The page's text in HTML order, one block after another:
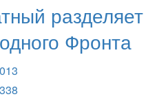
разделяет
Фронта